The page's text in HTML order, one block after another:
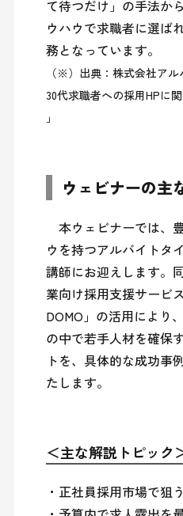
て待つだけ」の手法か
ウハウで求職者に選ば
（※）出典：株式会社ア
30代求職者への採用HPに関
」
ウェビナーの主
本ウェビナーでは、
ウを持つアルバイトタ
講師にお迎えします。
業向け採用支援サービ
DOMO」の活用により
の中で若手人材を確保
トを、具体的な成功事
たします。
＜主な解説トピック
・正社員採用市場で狙